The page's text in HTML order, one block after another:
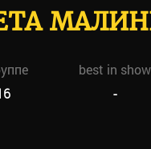
best in show
-